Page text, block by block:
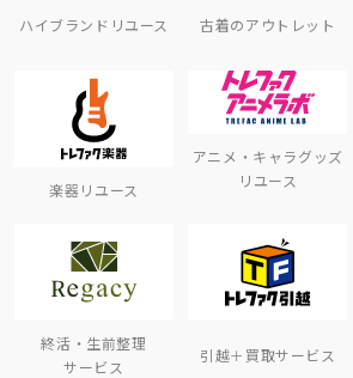
ハイブランドリユース 古着のアウトレット
楽器リユース
アニメ・キャラグッズ
リユース
終活・生前整理
サービス
引越＋買取サービス